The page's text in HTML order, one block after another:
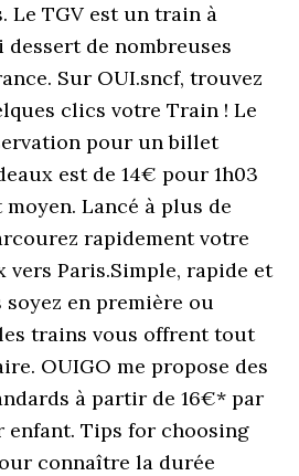
Le TGV est un train à
dessert de nombreuses
Sur OUI.sncf, trouvez
clics votre Train ! Le
pour un billet
est de 14€ pour 1h03
Lancé à plus de
rapidement votre
vers Paris.Simple, rapide et
en première ou
trains vous offrent tout
OUIGO me propose des
à partir de 16€* par
Tips for choosing
connaître la durée